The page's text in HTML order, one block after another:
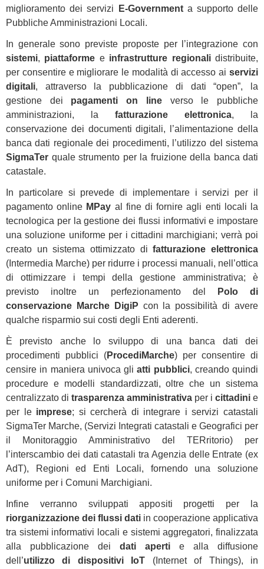
miglioramento dei servizi
E-Governmenta supporto delle
Pubbliche Amministrazioni Locali.
In generale sono previste proposte per l’integrazione con
sistemi, piattaforme e infrastrutture regionalidistribuite,
per consentire e migliorare le modalità di accesso ai servizi
digitali, attraverso la pubblicazione di dati “open”, la
gestione dei pagamenti on lineverso le pubbliche
amministrazioni, la fatturazione elettronica, la
conservazione dei documenti digitali, l’alimentazione della
banca dati regionale dei procedimenti, l’utilizzo del sistema
SigmaTer quale strumento per la fruizione della banca dati
catastale.
In particolare si prevede di implementare i servizi per il
pagamento online MPay al fine di fornire agli enti locali la
tecnologica per la gestione dei flussi informativi e impostare
una soluzione uniforme per i cittadini marchigiani; verrà poi
creato un sistema ottimizzato difatturazione elettronica
(Intermedia Marche) per ridurre i processi manuali, nell’ottica
di ottimizzare i tempi della gestione amministrativa; è
previsto inoltre un perfezionamento del
Polo di
conservazione Marche DigiP con la possibilità di avere
qualche risparmio sui costi degli Enti aderenti.
È previsto anche lo sviluppo di una banca dati dei
procedimenti pubblici (ProcediMarche) per consentire di
censire in maniera univoca gliatti pubblici, creando quindi
procedure e modelli standardizzati, oltre che un sistema
centralizzato di trasparenza amministrativa per i cittadini e
per le imprese; si cercherà di integrare i servizi catastali
SigmaTer Marche, (Servizi Integrati catastali e Geografici per
il Monitoraggio Amministrativo del TERritorio) per
l’interscambio dei dati catastali tra Agenzia delle Entrate (ex
AdT), Regioni ed Enti Locali, fornendo una soluzione
uniforme per i Comuni Marchigiani.
Infine verranno sviluppati appositi progetti per la
riorganizzazione dei flussi dati in cooperazione applicativa
tra sistemi informativi locali e sistemi aggregatori, finalizzata
alla pubblicazione dei dati aperti e alla diffusione
dell’utilizzo di dispositivi IoT (Internet of Things), in